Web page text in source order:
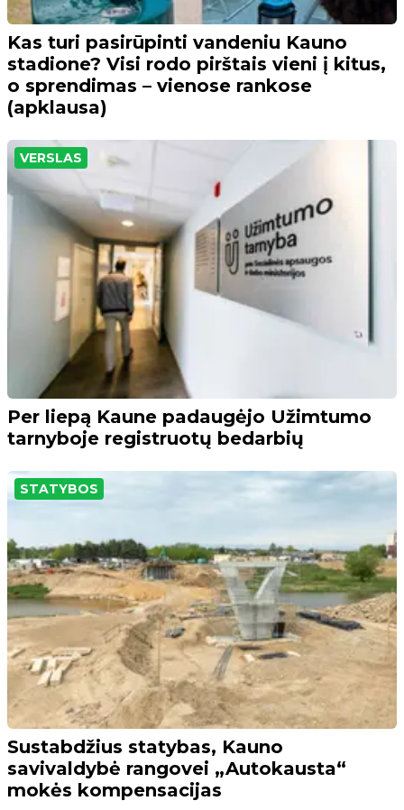
Kas turi pasirūpinti vandeniu Kauno
stadione? Visi rodo pirštais vieni į kitus,
o sprendimas – vienose rankose
(apklausa)
VERSLAS
Per liepą Kaune padaugėjo Užimtumo
tarnyboje registruotų bedarbių
STATYBOS
Sustabdžius statybas, Kauno
savivaldybė rangovei „Autokausta“
mokės kompensacijas